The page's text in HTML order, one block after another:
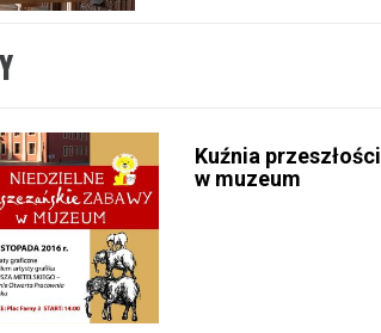
Kuźnia przeszłości
w muzeum